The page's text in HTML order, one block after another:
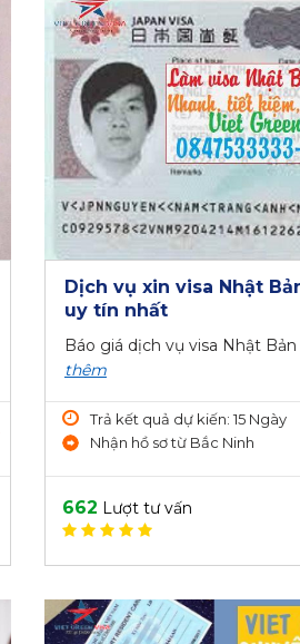
Dịch vụ xin visa Nhật
uy tín nhất
Báo giá dịch vụ visa Nhật Bản
thêm
Trả kết quả dự kiến: 15 Ngày
Nhận hồ sơ từ Bắc Ninh
662 Lượt tư vấn